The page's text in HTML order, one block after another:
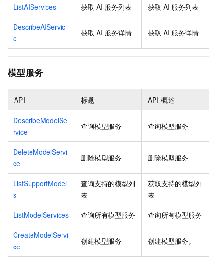
ListAIServices 获取 AI 服务列表 获取 AI 服务列表
DescribeAIServic
e
获取 AI 服务详情 获取 AI 服务详情
模型服务
API 标题 API 概述
DescribeModelSe
rvice
查询模型服务 查询模型服务
DeleteModelServi
ce
删除模型服务 删除模型服务
ListSupportModel
s
查询支持的模型列
表
获取支持的模型列
表
ListModelServices 查询所有模型服务 查询所有模型服务
CreateModelServi
ce
创建模型服务 创建模型服务。